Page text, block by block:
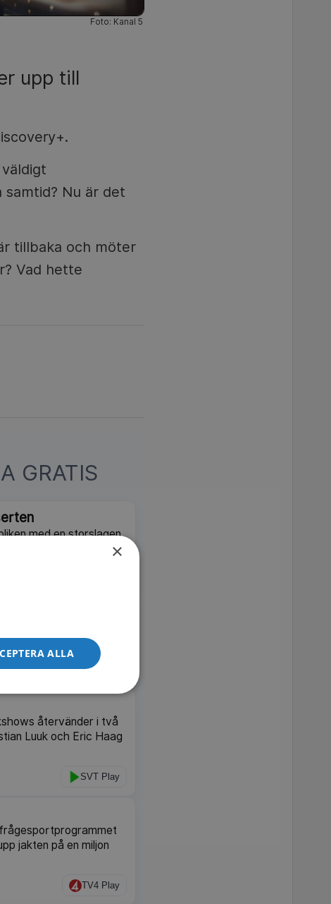
upp till
samtid? Nu är det
tillbaka och möter
Vad hette
Foto: Kanal 5
GRATIS
med en storslagen
som präglade 2025.
SVT Play
återvänder i två
Luuk och Eric Haag
SVT Play
jakten på en miljon
TV4 Play
×
ALLA